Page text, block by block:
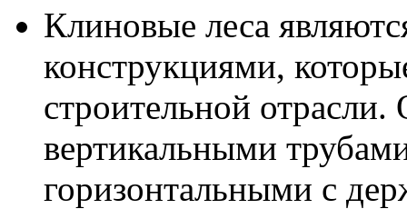
Клиновые леса
конструкциями,
строительной
вертикальными
горизонтальными с